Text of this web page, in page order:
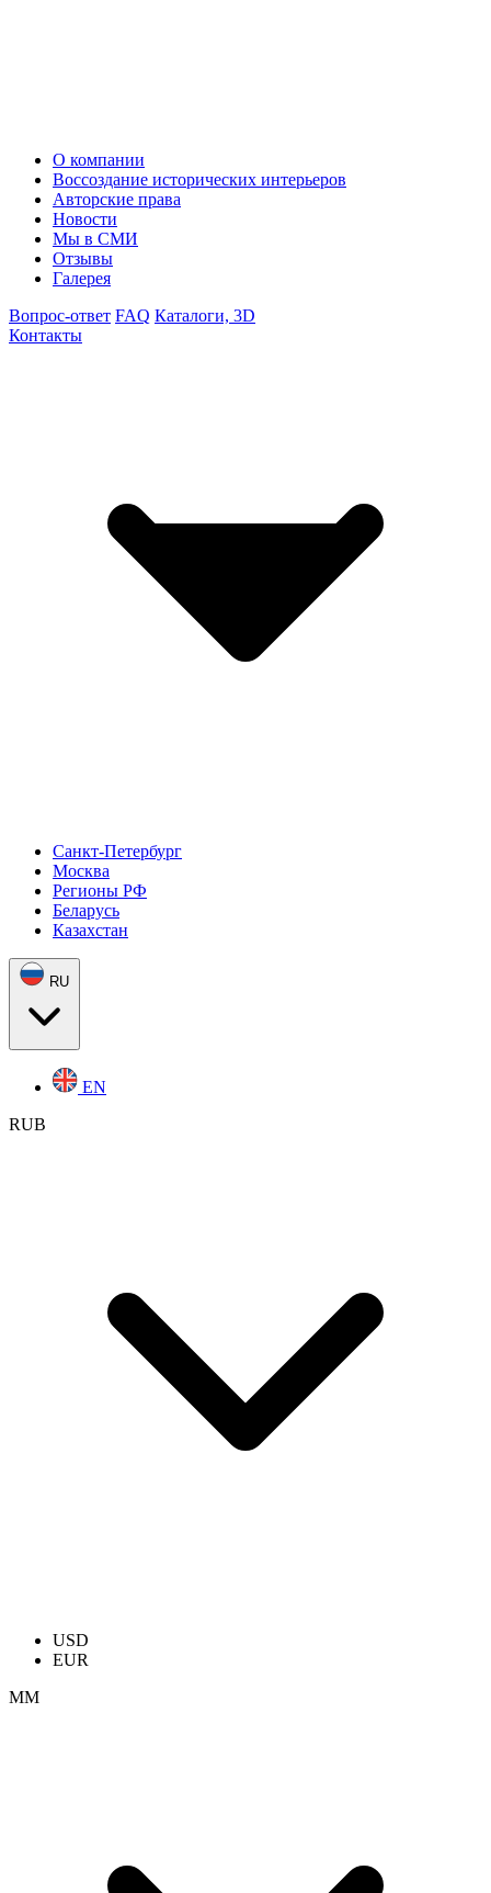
О компании
Воссоздание исторических интерьеров
Авторские права
Новости
Мы в СМИ
Отзывы
Галерея
Вопрос-ответ FAQ Каталоги, 3D
Контакты
Санкт-Петербург
Москва
Регионы РФ
Беларусь
Казахстан
RU
EN
RUB
USD
EUR
ММ